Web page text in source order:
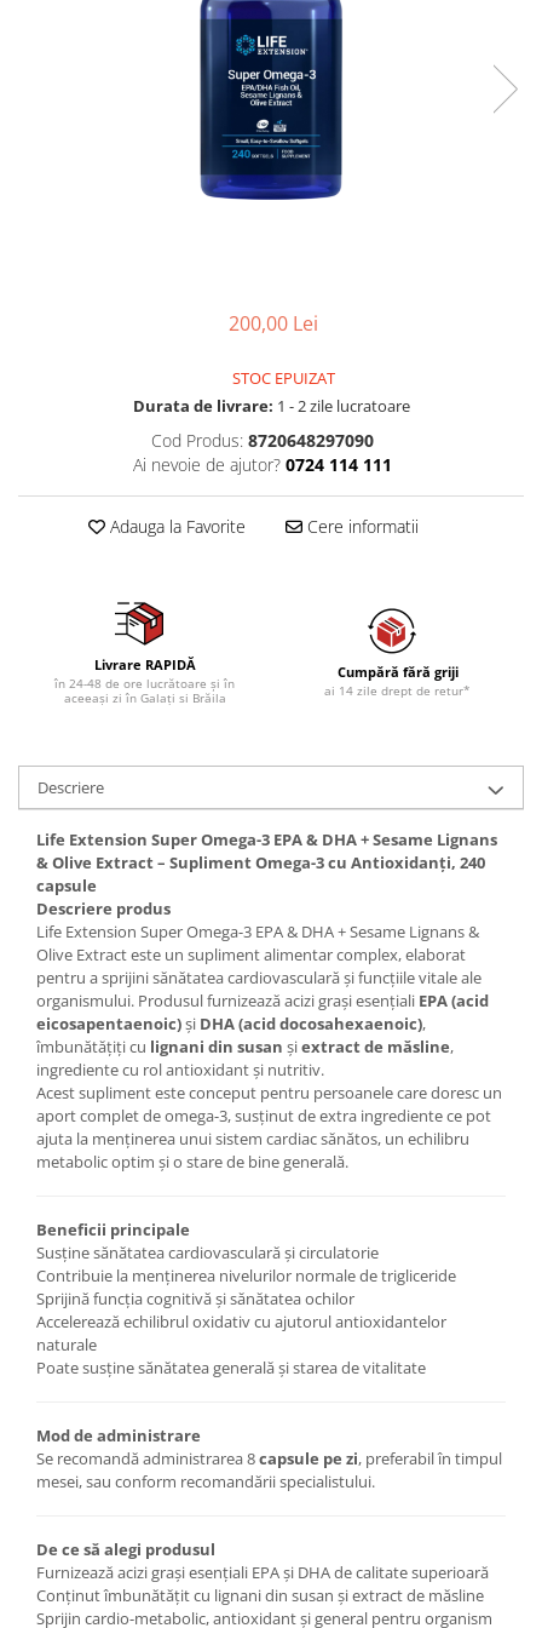
200,00 Lei
STOC EPUIZAT
Durata de livrare: 1 - 2 zile lucratoare
Cod Produs: 8720648297090
Ai nevoie de ajutor? 0724 114 111
Adauga la Favorite Cere informatii
Livrare RAPIDĂ
în 24-48 de ore lucrătoare și în
aceeași zi în Galați si Brăila
Cumpără fără griji
ai 14 zile drept de retur*
Descriere
Life Extension Super Omega-3 EPA & DHA + Sesame Lignans
& Olive Extract – Supliment Omega-3 cu Antioxidanți, 240
capsule
Descriere produs
Life Extension Super Omega-3 EPA & DHA + Sesame Lignans &
Olive Extract este un supliment alimentar complex, elaborat
pentru a sprijini sănătatea cardiovasculară și funcțiile vitale ale
organismului. Produsul furnizează acizi grași esențiali EPA (acid
eicosapentaenoic)și DHA (acid docosahexaenoic),
îmbunătățiți cu lignani din susan șiextract de măsline,
ingrediente cu rol antioxidant și nutritiv.
Acest supliment este conceput pentru persoanele care doresc un
aport complet de omega-3, susținut de extra ingrediente ce pot
ajuta la menținerea unui sistem cardiac sănătos, un echilibru
metabolic optim și o stare de bine generală.
Beneficii principale
Susține sănătatea cardiovasculară și circulatorie
Contribuie la menținerea nivelurilor normale de trigliceride
Sprijină funcția cognitivă și sănătatea ochilor
Accelerează echilibrul oxidativ cu ajutorul antioxidantelor
naturale
Poate susține sănătatea generală și starea de vitalitate
Mod de administrare
Se recomandă administrarea 8capsule pe zi, preferabil în timpul
mesei, sau conform recomandării specialistului.
De ce să alegi produsul
Furnizează acizi grași esențiali EPA și DHA de calitate superioară
Conținut îmbunătățit cu lignani din susan și extract de măsline
Sprijin cardio-metabolic, antioxidant și general pentru organism